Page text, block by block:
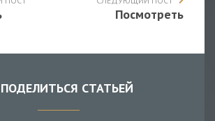
Посмотреть
СТАТЬЕЙ